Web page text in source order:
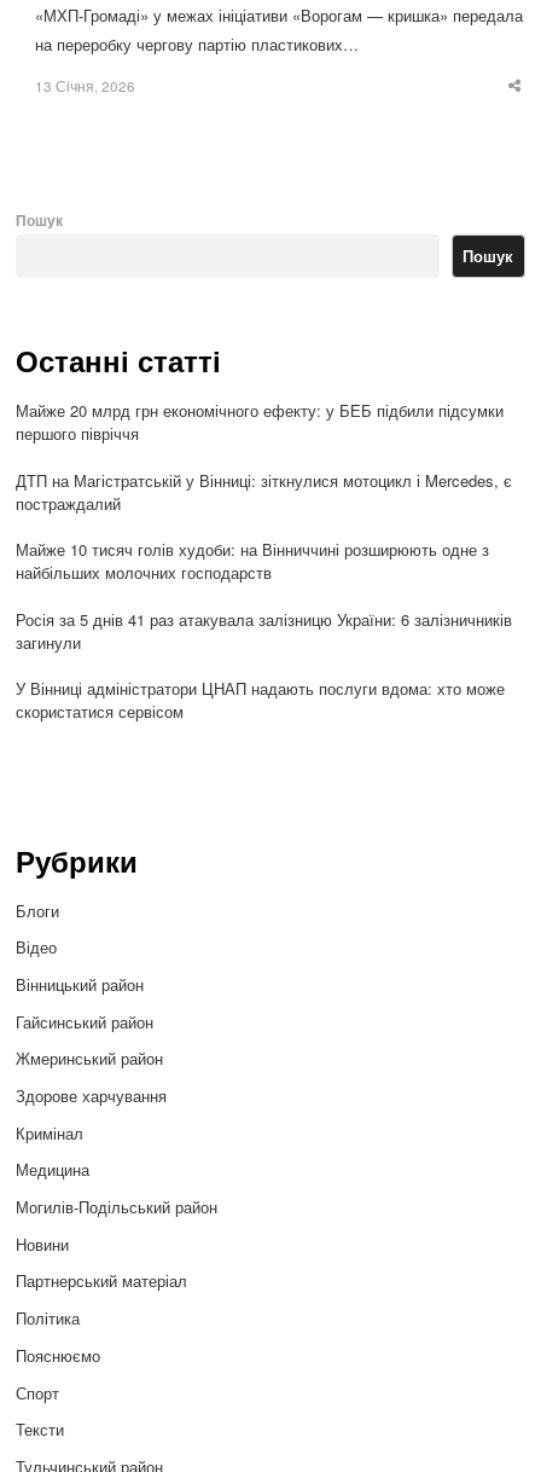
«МХП-Громаді» у межах ініціативи «Ворогам — кришка» передала
на переробку чергову партію пластикових…
13 Січня, 2026
Пошук
Пошук
Останні статті
Майже 20 млрд грн економічного ефекту: у БЕБ підбили підсумки
першого півріччя
ДТП на Магістратській у Вінниці: зіткнулися мотоцикл і Mercedes, є
постраждалий
Майже 10 тисяч голів худоби: на Вінниччині розширюють одне з
найбільших молочних господарств
Росія за 5 днів 41 раз атакувала залізницю України: 6 залізничників
загинули
У Вінниці адміністратори ЦНАП надають послуги вдома: хто може
скористатися сервісом
Рубрики
Блоги
Відео
Вінницький район
Гайсинський район
Жмеринський район
Здорове харчування
Кримінал
Медицина
Могилів-Подільський район
Новини
Партнерський матеріал
Політика
Пояснюємо
Спорт
Тексти
Тульчинський район